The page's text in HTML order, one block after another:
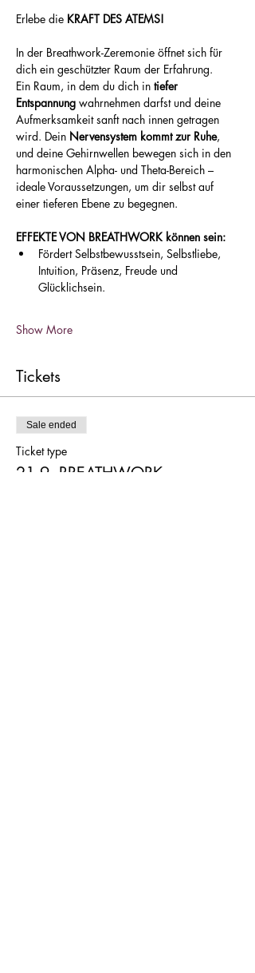
Erlebe die KRAFT DES ATEMS!
In der Breathwork-Zeremonie öffnet sich für
dich ein geschützter Raum der Erfahrung.
Ein Raum, in dem du dich in tiefer
Entspannung wahrnehmen darfst und deine
Aufmerksamkeit sanft nach innen getragen
wird. Dein Nervensystem kommt zur Ruhe,
und deine Gehirnwellen bewegen sich in den
harmonischen Alpha- und Theta-Bereich –
ideale Voraussetzungen, um dir selbst auf
einer tieferen Ebene zu begegnen.
EFFEKTE VON BREATHWORK können sein:
Fördert Selbstbewusstsein, Selbstliebe,
Intuition, Präsenz, Freude und
Glücklichsein.
Show More
Tickets
Sale ended
Ticket type
21.9. BREATHWORK